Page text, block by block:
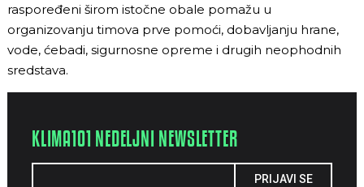
raspoređeni širom istočne obale pomažu u
organizovanju timova prve pomoći, dobavljanju hrane,
vode, ćebadi, sigurnosne opreme i drugih neophodnih
sredstava.
KLIMA101 NEDELJNI NEWSLETTER
PRIJAVI SE